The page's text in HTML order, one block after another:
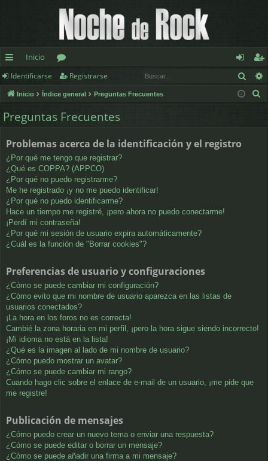
nl
ac
es
pi
d
os
Inicio
or
os
de
nt
eg
ist
Identificarse Registrarse
Inicio Índice general Preguntas Frecuentes
Preguntas Frecuentes
Problemas acerca de la identificación y el registro
¿Por qué me tengo que registrar?
¿Qué es COPPA? (APPCO)
¿Por qué no puedo registrarme?
Me he registrado ¡y no me puedo identificar!
¿Por qué no puedo identificarme?
Hace un tiempo me registré, ¡pero ahora no puedo conectarme!
¡Perdí mi contraseña!
¿Por qué mi sesión de usuario expira automáticamente?
¿Cuál es la función de "Borrar cookies"?
Preferencias de usuario y configuraciones
¿Cómo se puede cambiar mi configuración?
¿Cómo evito que mi nombre de usuario aparezca en las listas de
usuarios conectados?
¡La hora en los foros no es correcta!
Cambié la zona horaria en mi perfil, ¡pero la hora sigue siendo incorrecto!
¡Mi idioma no está en la lista!
¿Qué es la imagen al lado de mi nombre de usuario?
¿Cómo puedo mostrar un avatar?
¿Cómo se puede cambiar mi rango?
Cuando hago clic sobre el enlace de e-mail de un usuario, ¡me pide que
me registre!
Publicación de mensajes
¿Cómo puedo crear un nuevo tema o enviar una respuesta?
¿Cómo se puede editar o borrar un mensaje?
¿Cómo se puede añadir una firma a mi mensaje?